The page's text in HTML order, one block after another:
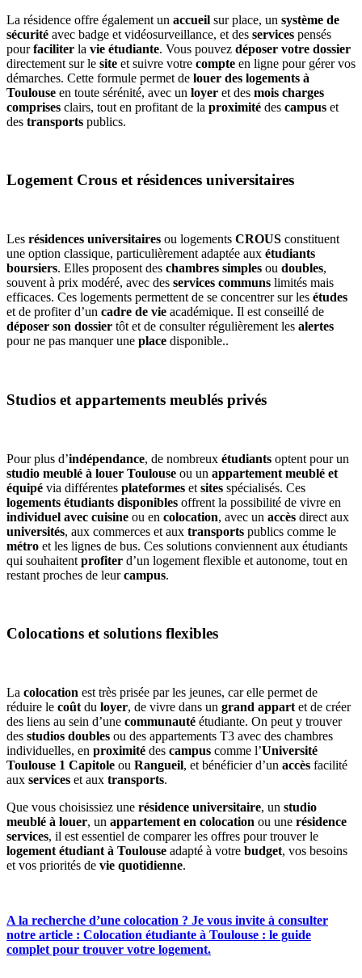
La résidence offre également un accueil sur place, un système de
sécurité avec badge et vidéosurveillance, et des services pensés
pourfaciliter la vie étudiante. Vous pouvez déposer votre dossier
directement sur le site et suivre votre compte en ligne pour gérer vos
démarches. Cette formule permet de louer des logements à
Toulouse en toute sérénité, avec un loyer et des mois charges
comprises clairs, tout en profitant de la proximité des campus et
des transports publics.
Logement Crous et résidences universitaires
Les résidences universitaires ou logements CROUS constituent
une option classique, particulièrement adaptée aux étudiants
boursiers. Elles proposent des chambres simples ou doubles,
souvent à prix modéré, avec des services communs limités mais
efficaces. Ces logements permettent de se concentrer sur les études
et de profiter d’un cadre de vie académique. Il est conseillé de
déposer son dossier tôt et de consulter régulièrement les alertes
pour ne pas manquer une place disponible..
Studios et appartements meublés privés
Pour plus d’indépendance, de nombreux étudiants optent pour un
studio meublé à louer Toulouse ou un appartement meublé et
équipé via différentes plateformes et sites spécialisés. Ces
logements étudiants disponibles offrent la possibilité de vivre en
individuel avec cuisine ou en colocation, avec un accès direct aux
universités, aux commerces et aux transports publics comme le
métro et les lignes de bus. Ces solutions conviennent aux étudiants
qui souhaitent profiter d’un logement flexible et autonome, tout en
restant proches de leurcampus.
Colocations et solutions flexibles
La colocation est très prisée par les jeunes, car elle permet de
réduire le coût du loyer, de vivre dans un grand appart et de créer
des liens au sein d’une communauté étudiante. On peut y trouver
des studios doubles ou des appartements T3 avec des chambres
individuelles, en proximité des campus comme l’Université
Toulouse 1 Capitole ou Rangueil, et bénéficier d’un accès facilité
aux services et aux transports.
Que vous choisissiez une résidence universitaire, un studio
meublé à louer, un appartement en colocation ou une résidence
services, il est essentiel de comparer les offres pour trouver le
logement étudiant à Toulouse adapté à votre budget, vos besoins
et vos priorités de vie quotidienne.
A la recherche d’une colocation ? Je vous invite à consulter
notre article : Colocation étudiante à Toulouse : le guide
complet pour trouver votre logement.